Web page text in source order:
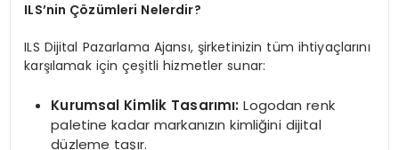
ILS’nin Çözümleri Nelerdir?
ILS Dijital Pazarlama Ajansı, şirketinizin tüm ihtiyaçlarını
karşılamak için çeşitli hizmetler sunar:
Kurumsal Kimlik Tasarımı: Logodan renk
paletine kadar markanızın kimliğini dijital
düzleme taşır.